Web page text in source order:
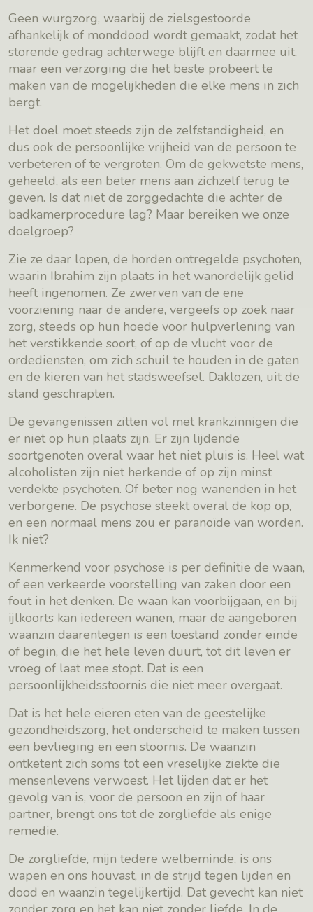
Geen wurgzorg, waarbij de zielsgestoorde
afhankelijk of monddood wordt gemaakt, zodat het
storende gedrag achterwege blijft en daarmee uit,
maar een verzorging die het beste probeert te
maken van de mogelijkheden die elke mens in zich
bergt.
Het doel moet steeds zijn de zelfstandigheid, en
dus ook de persoonlijke vrijheid van de persoon te
verbeteren of te vergroten. Om de gekwetste mens,
geheeld, als een beter mens aan zichzelf terug te
geven. Is dat niet de zorggedachte die achter de
badkamerprocedure lag? Maar bereiken we onze
doelgroep?
Zie ze daar lopen, de horden ontregelde psychoten,
waarin Ibrahim zijn plaats in het wanordelijk gelid
heeft ingenomen. Ze zwerven van de ene
voorziening naar de andere, vergeefs op zoek naar
zorg, steeds op hun hoede voor hulpverlening van
het verstikkende soort, of op de vlucht voor de
ordediensten, om zich schuil te houden in de gaten
en de kieren van het stadsweefsel. Daklozen, uit de
stand geschrapten.
De gevangenissen zitten vol met krankzinnigen die
er niet op hun plaats zijn. Er zijn lijdende
soortgenoten overal waar het niet pluis is. Heel wat
alcoholisten zijn niet herkende of op zijn minst
verdekte psychoten. Of beter nog wanenden in het
verborgene. De psychose steekt overal de kop op,
en een normaal mens zou er paranoïde van worden.
Ik niet?
Kenmerkend voor psychose is per definitie de waan,
of een verkeerde voorstelling van zaken door een
fout in het denken. De waan kan voorbijgaan, en bij
ijlkoorts kan iedereen wanen, maar de aangeboren
waanzin daarentegen is een toestand zonder einde
of begin, die het hele leven duurt, tot dit leven er
vroeg of laat mee stopt. Dat is een
persoonlijkheidsstoornis die niet meer overgaat.
Dat is het hele eieren eten van de geestelijke
gezondheidszorg, het onderscheid te maken tussen
een bevlieging en een stoornis. De waanzin
ontketent zich soms tot een vreselijke ziekte die
mensenlevens verwoest. Het lijden dat er het
gevolg van is, voor de persoon en zijn of haar
partner, brengt ons tot de zorgliefde als enige
remedie.
De zorgliefde, mijn tedere welbeminde, is ons
wapen en ons houvast, in de strijd tegen lijden en
dood en waanzin tegelijkertijd. Dat gevecht kan niet